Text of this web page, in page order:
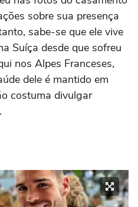
sobre sua presença
sabe-se que ele vive
Suíça desde que sofreu
nos Alpes Franceses,
dele é mantido em
costuma divulgar